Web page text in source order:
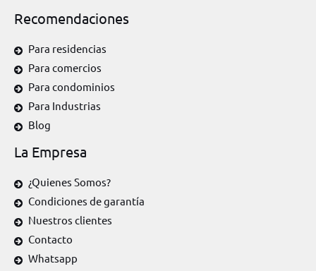
Recomendaciones
Para residencias
Para comercios
Para condominios
Para Industrias
Blog
La Empresa
¿Quienes Somos?
Condiciones de garantía
Nuestros clientes
Contacto
Whatsapp